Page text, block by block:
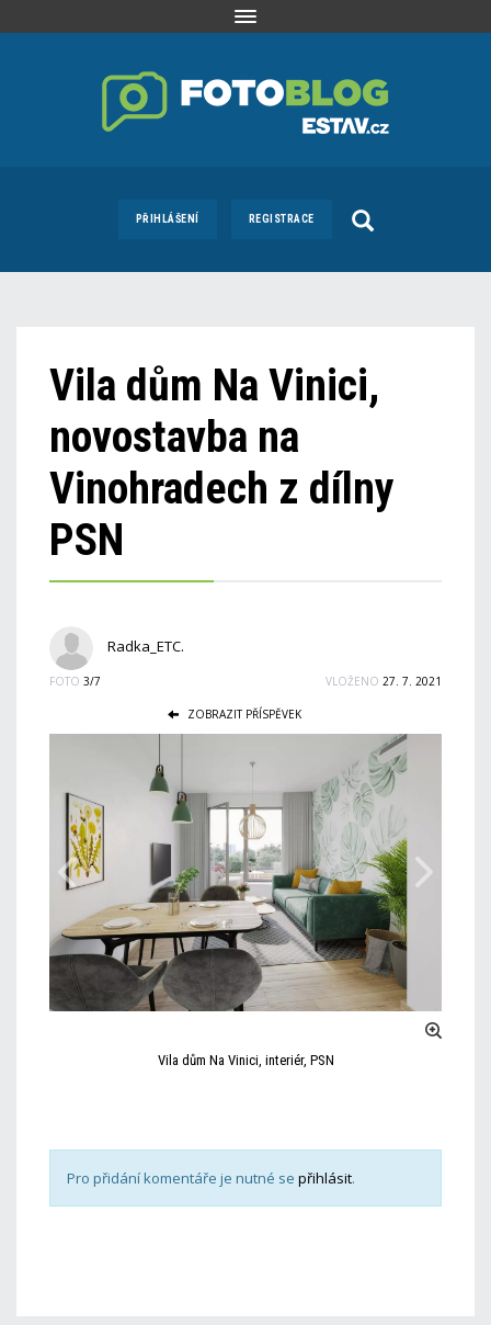
Toggle
PŘIHLÁŠENÍ REGISTRACE
Vila dům Na Vinici,
novostavba na
Vinohradech z dílny
PSN
Radka_ETC.
FOTO 3/7 VLOŽENO 27. 7. 2021
ZOBRAZIT PŘÍSPĚVEK
Vila dům Na Vinici, interiér, PSN
Pro přidání komentáře je nutné se přihlásit.